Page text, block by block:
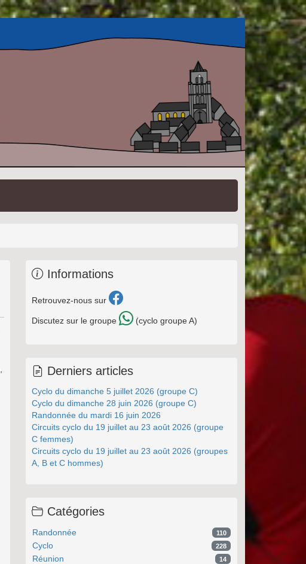
Informations
Retrouvez-nous sur
Discutez sur le groupe (cyclo groupe A)
Derniers articles
Cyclo du dimanche 5 juillet 2026 (groupe C)
Cyclo du dimanche 28 juin 2026 (groupe C)
Randonnée du mardi 16 juin 2026
Circuits cyclo du 19 juillet au 23 août 2026 (groupe
C femmes)
Circuits cyclo du 19 juillet au 23 août 2026 (groupes
A, B et C hommes)
Catégories
Randonnée 110
Cyclo 228
Réunion 14